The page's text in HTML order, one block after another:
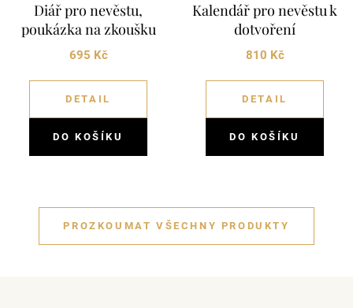
Diář pro nevěstu,
poukázka na zkoušku
695 Kč
DETAIL
DO KOŠÍKU
Kalendář pro nevěstu k
dotvoření
810 Kč
DETAIL
DO KOŠÍKU
PROZKOUMAT VŠECHNY PRODUKTY